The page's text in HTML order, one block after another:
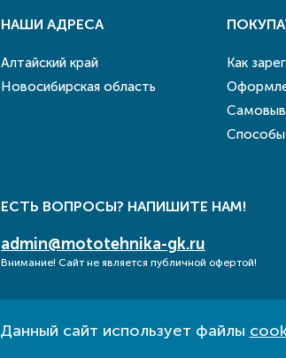
Данный сайт использует файлы
НАШИ АДРЕСА
Алтайский край
Новосибирская область
Как
ЕСТЬ ВОПРОСЫ? НАПИШИТЕ НАМ!
admin@mototehnika-gk.ru
Внимание! Сайт не является публичной офертой!